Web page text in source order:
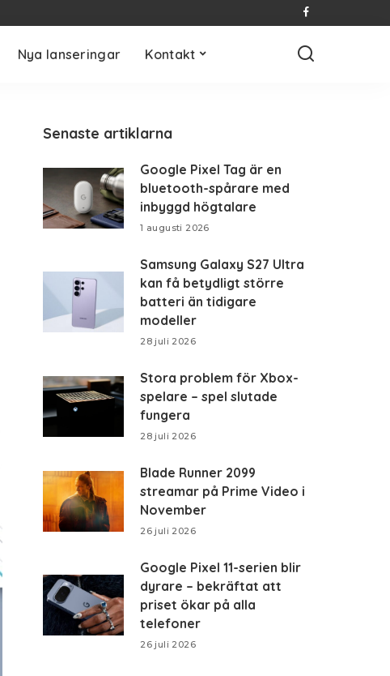
Nya lanseringar Kontakt
Senaste artiklarna
Google Pixel Tag är en
bluetooth-spårare med
inbyggd högtalare
1 augusti 2026
Samsung Galaxy S27 Ultra
kan få betydligt större
batteri än tidigare
modeller
28 juli 2026
Stora problem för Xbox-
spelare – spel slutade
fungera
28 juli 2026
Blade Runner 2099
streamar på Prime Video i
November
26 juli 2026
Google Pixel 11-serien blir
dyrare – bekräftat att
priset ökar på alla
telefoner
26 juli 2026